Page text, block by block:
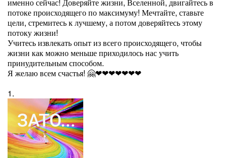
потоке происходящего по максимуму! Мечтайте, ставьте
цели, стремитесь к лучшему, а потом доверяйтесь этому
потоку жизни!
Учитесь извлекать опыт из всего происходящего, чтобы
жизни как можно меньше приходилось нас учить
принудительным способом.
Я желаю всем счастья! 🤗❤❤❤❤❤❤❤
1.